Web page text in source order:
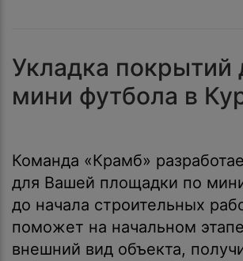
Укладка покрытий
мини футбола в
Команда «Крамб»
для Вашей площадки по
до начала строительных
поможет на начальном
внешний вид объекта,